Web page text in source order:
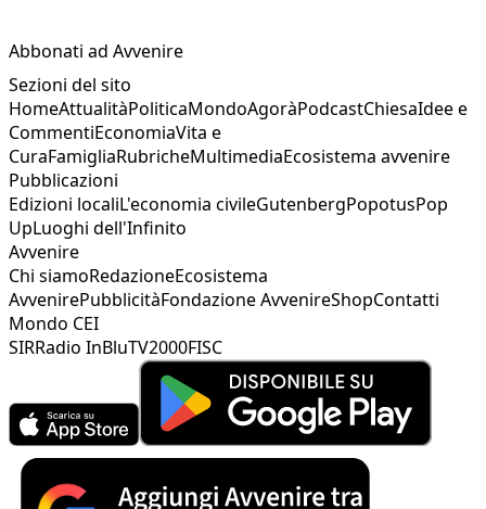
Abbonati ad Avvenire
Sezioni del sito
HomeAttualitàPoliticaMondoAgoràPodcastChiesaIdee e
CommentiEconomiaVita e
CuraFamigliaRubricheMultimediaEcosistema avvenire
Pubblicazioni
Edizioni localiL'economia civileGutenbergPopotusPop
UpLuoghi dell'Infinito
Avvenire
Chi siamoRedazioneEcosistema
AvvenirePubblicitàFondazione AvvenireShopContatti
Mondo CEI
SIRRadio InBluTV2000FISC